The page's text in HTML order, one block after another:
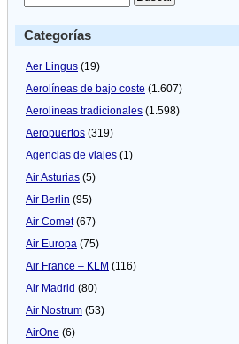
Categorías
Aer Lingus (19)
Aerolíneas de bajo coste (1.607)
Aerolíneas tradicionales (1.598)
Aeropuertos (319)
Agencias de viajes (1)
Air Asturias (5)
Air Berlin (95)
Air Comet(67)
Air Europa (75)
Air France – KLM (116)
Air Madrid (80)
Air Nostrum (53)
AirOne (6)